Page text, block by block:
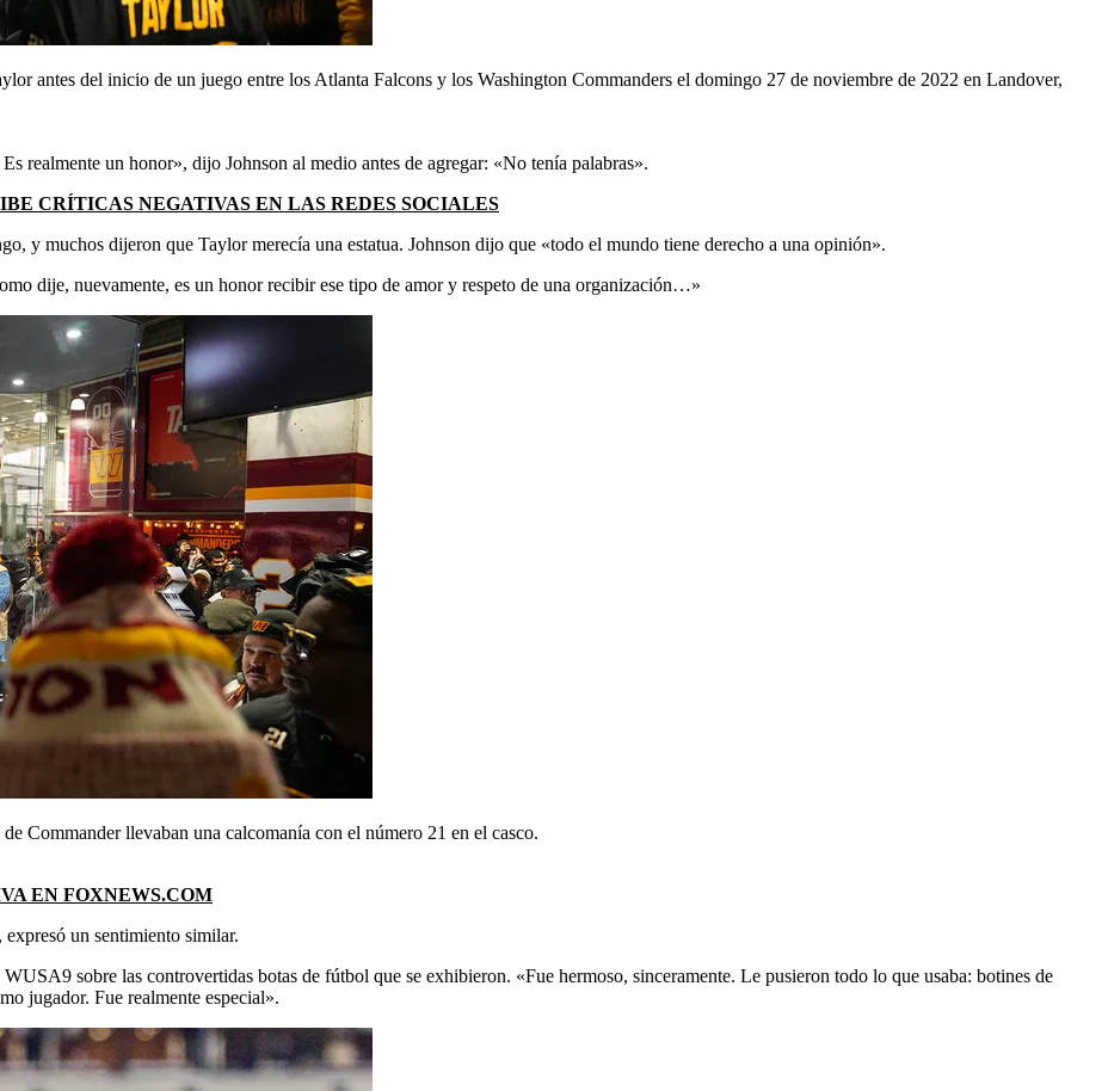
antes del inicio de un juego entre los Atlanta Falcons y los Washington Commanders el domingo 27 de noviembre de 2022 en Landover,
realmente un honor», dijo Johnson al medio antes de agregar: «No tenía palabras».
CRÍTICAS NEGATIVAS EN LAS REDES SOCIALES
y muchos dijeron que Taylor merecía una estatua. Johnson dijo que «todo el mundo tiene derecho a una opinión».
dije, nuevamente, es un honor recibir ese tipo de amor y respeto de una organización…»
Commander llevaban una calcomanía con el número 21 en el casco.
EN FOXNEWS.COM
un sentimiento similar.
sobre las controvertidas botas de fútbol que se exhibieron. «Fue hermoso, sinceramente. Le pusieron todo lo que usaba: botines de
jugador. Fue realmente especial».